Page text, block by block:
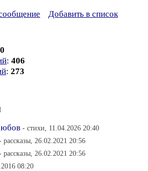
Добавить в список
: 406
: 273
- стихи, 11.04.2026 20:40
рассказы, 26.02.2021 20:56
рассказы, 26.02.2021 20:56
08:20